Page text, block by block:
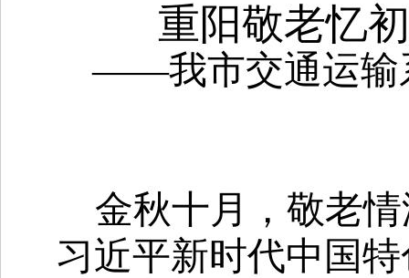
重阳敬老忆
——我市交通运输
金秋十月，敬老
习近平新时代中国